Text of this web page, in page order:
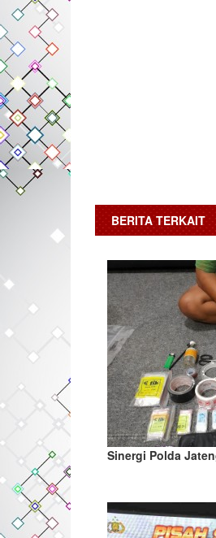
BERITA TERKAIT
Sinergi Polda